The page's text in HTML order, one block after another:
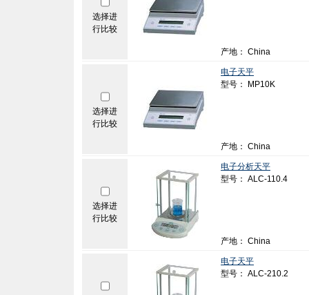
选择进
行比较
产地： China
选择进
行比较
电子天平
型号： MP10K
产地： China
选择进
行比较
电子分析天平
型号： ALC-110.4
产地： China
电子天平
型号： ALC-210.2